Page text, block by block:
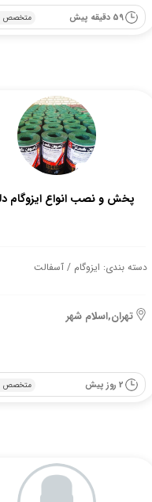
متخصص 59 دقیقه پیش
پخش و نصب انواع ایزوگام
دسته بندی: ایزوگام / آسفالت
تهران,اسلام شهر
متخصص 2 روز پیش